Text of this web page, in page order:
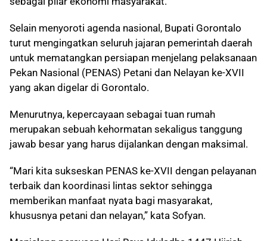
Selain menyoroti agenda nasional, Bupati Gorontalo
turut mengingatkan seluruh jajaran pemerintah daerah
untuk mematangkan persiapan menjelang pelaksanaan
Pekan Nasional (PENAS) Petani dan Nelayan ke-XVII
yang akan digelar di Gorontalo.
Menurutnya, kepercayaan sebagai tuan rumah
merupakan sebuah kehormatan sekaligus tanggung
jawab besar yang harus dijalankan dengan maksimal.
“Mari kita sukseskan PENAS ke-XVII dengan pelayanan
terbaik dan koordinasi lintas sektor sehingga
memberikan manfaat nyata bagi masyarakat,
khususnya petani dan nelayan,” kata Sofyan.